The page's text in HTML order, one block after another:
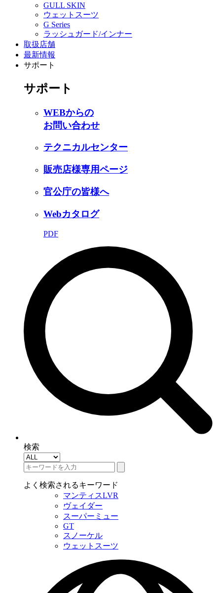
GULL SKIN
ウェットスーツ
G Series
ラッシュガード/インナー
取扱店舗
最新情報
サポート
サポート
WEBからの
お問い合わせ
テクニカルセンター
販売店様専用ページ
官公庁の皆様へ
Webカタログ
PDF
検索
よく検索されるキーワード
マンティスLVR
ヴェイダー
スーパーミュー
GT
スノーケル
ウェットスーツ